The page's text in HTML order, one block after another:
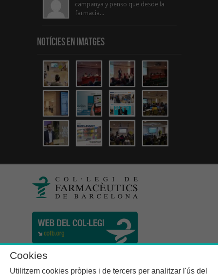
campanya y penso que desde la
farmacia...
Notícies en Imatges
Cookies
Utilitzem cookies pròpies i de tercers per analitzar l'ús del